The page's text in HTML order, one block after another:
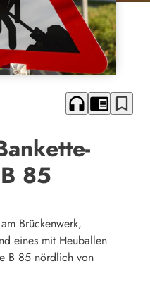
headphones chrome_reader_mode bookmark_border
85
Brückenwerk,
eines mit Heuballen
B 85 nördlich von